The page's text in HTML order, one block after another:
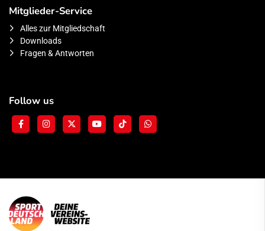
Mitglieder-Service
Alles zur Mitgliedschaft
Downloads
Fragen & Antworten
Follow us